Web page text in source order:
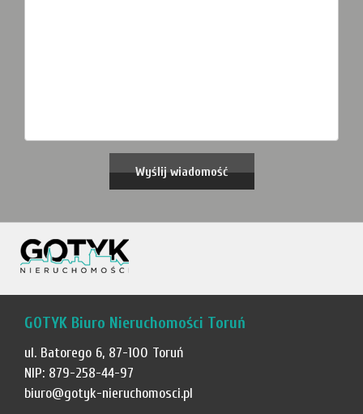
GOTYK Biuro Nieruchomości Toruń
ul. Batorego 6, 87-100 Toruń
NIP: 879-258-44-97
biuro@gotyk-nieruchomosci.pl